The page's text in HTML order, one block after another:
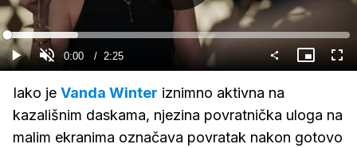
Gledaj
GledajUpali
zvuk
Current
Time
0:00 / Duration
2:25
Loaded:
20.65%
Slika
u
Iako je Vanda Winter iznimno aktivna na
kazališnim daskama, njezina povratnička uloga na
malim ekranima označava povratak nakon gotovo